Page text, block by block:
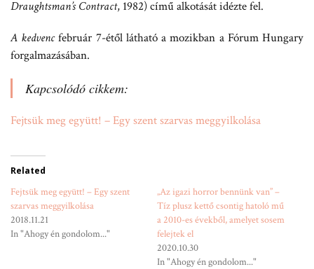
Draughtsman’s Contract, 1982) című alkotását idézte fel.
A kedvencfebruár 7-étől látható a mozikban a Fórum Hungary
forgalmazásában.
Kapcsolódó cikkem:
Fejtsük meg együtt! – Egy szent szarvas meggyilkolása
Related
Fejtsük meg együtt! – Egy szent
szarvas meggyilkolása
2018.11.21
In "Ahogy én gondolom..."
„Az igazi horror bennünk van” –
Tíz plusz kettő csontig hatoló mű
a 2010-es évekből, amelyet sosem
felejtek el
2020.10.30
In "Ahogy én gondolom..."